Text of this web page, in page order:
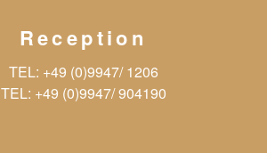
Reception
TEL: +49 (0)9947/ 1206
TEL: +49 (0)9947/ 904190